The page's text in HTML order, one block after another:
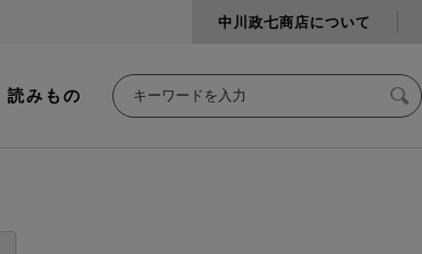
中川政七商店について
読みもの